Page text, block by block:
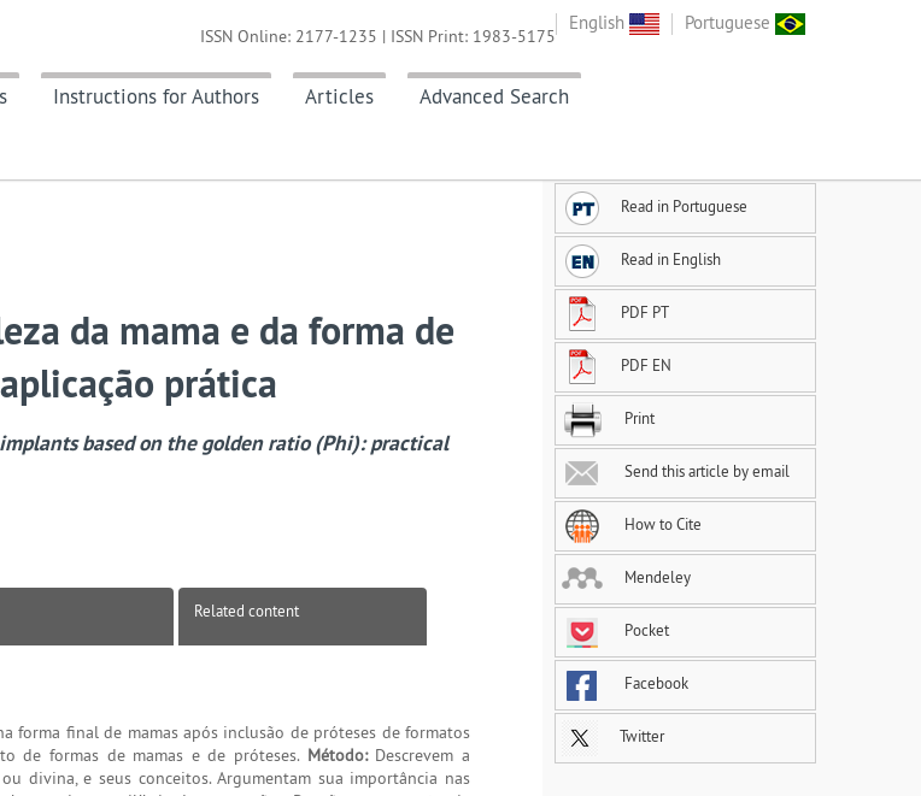
English Portuguese
Instructions for Authors Articles Advanced Search
ISSN Online: 2177-1235 | ISSN Print: 1983-5175
da mama e da forma de
prática
based on the golden ratio (Phi): practical
Related content
forma final de mamas após inclusão de próteses de formatos
de formas de mamas e de próteses. Método:Descrevem a
divina, e seus conceitos. Argumentam sua importância nas
Read in Portuguese
Read in English
PDF PT
PDF EN
Print
Send this article by email
How to Cite
Mendeley
Pocket
Facebook
Twitter